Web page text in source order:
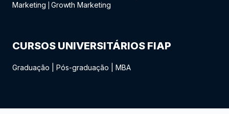
Marketing
Growth Marketing
CURSOS UNIVERSITÁRIOS FIAP
Graduação Pós-graduação MBA